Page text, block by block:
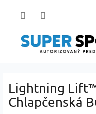
Lightning
Chlapčenská